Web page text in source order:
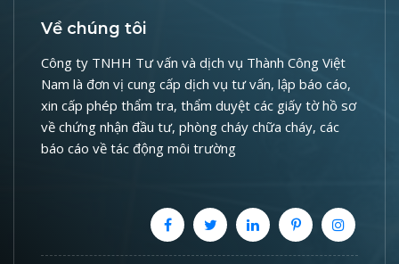
Về chúng tôi
Công ty TNHH Tư vấn và dịch vụ Thành Công Việt
Nam là đơn vị cung cấp dịch vụ tư vấn, lập báo cáo,
xin cấp phép thẩm tra, thẩm duyệt các giấy tờ hồ sơ
về chứng nhận đầu tư, phòng cháy chữa cháy, các
báo cáo về tác động môi trường